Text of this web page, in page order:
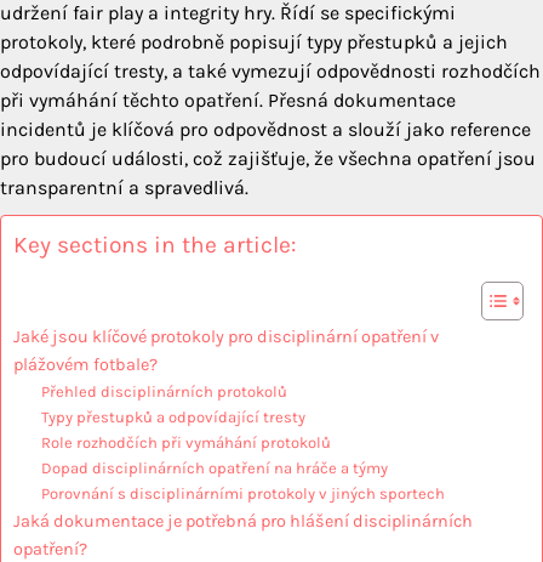
udržení fair play a integrity hry. Řídí se specifickými
protokoly, které podrobně popisují typy přestupků a jejich
odpovídající tresty, a také vymezují odpovědnosti rozhodčích
při vymáhání těchto opatření. Přesná dokumentace
incidentů je klíčová pro odpovědnost a slouží jako reference
pro budoucí události, což zajišťuje, že všechna opatření jsou
transparentní a spravedlivá.
Key sections in the article:
Jaké jsou klíčové protokoly pro disciplinární opatření v
plážovém fotbale?
Přehled disciplinárních protokolů
Typy přestupků a odpovídající tresty
Role rozhodčích při vymáhání protokolů
Dopad disciplinárních opatření na hráče a týmy
Porovnání s disciplinárními protokoly v jiných sportech
Jaká dokumentace je potřebná pro hlášení disciplinárních
opatření?